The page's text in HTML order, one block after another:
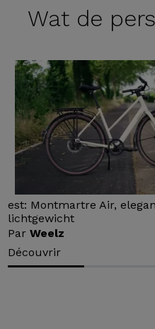
Wat de
est: Montmartre Air,
lichtgewicht
ParWeelz
Découvrir